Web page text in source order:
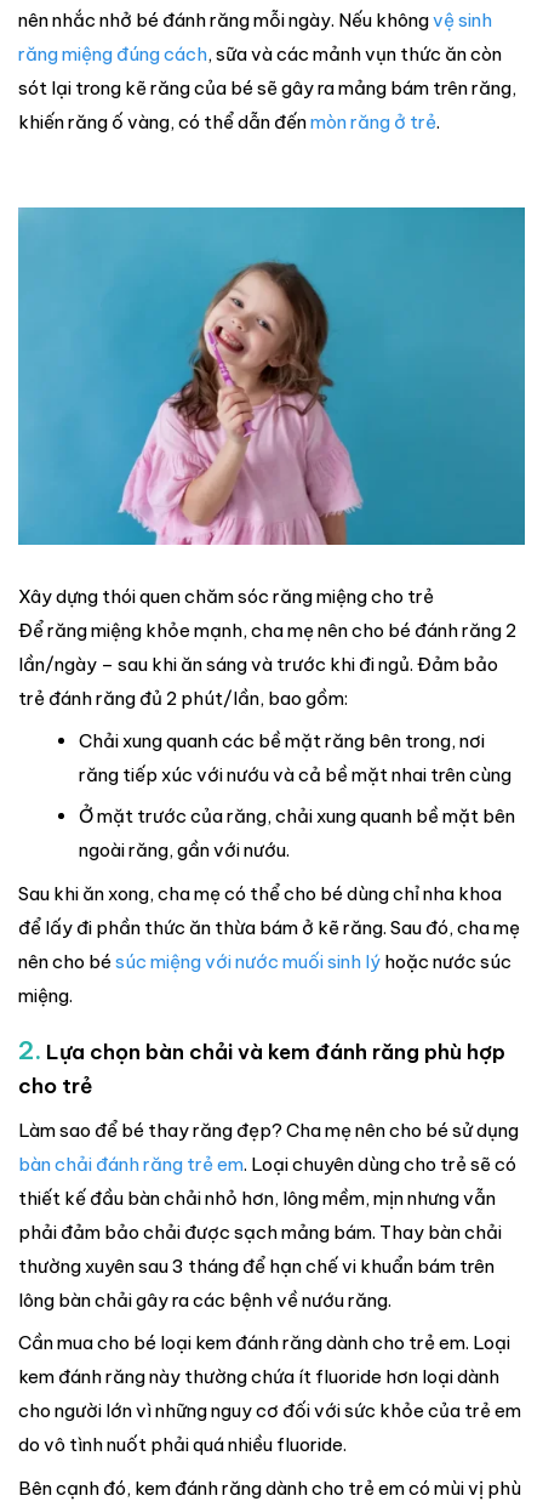
nên nhắc nhở bé đánh răng mỗi ngày. Nếu khôngvệ sinh
răng miệng đúng cách, sữa và các mảnh vụn thức ăn còn
sót lại trong kẽ răng của bé sẽ gây ra mảng bám trên răng,
khiến răng ố vàng, có thể dẫn đếnmòn răng ở trẻ.
Xây dựng thói quen chăm sóc răng miệng cho trẻ
Để răng miệng khỏe mạnh, cha mẹ nên cho bé đánh răng 2
lần/ngày – sau khi ăn sáng và trước khi đi ngủ. Đảm bảo
trẻ đánh răng đủ 2 phút/lần, bao gồm:
Chải xung quanh các bề mặt răng bên trong, nơi
răng tiếp xúc với nướu và cả bề mặt nhai trên cùng
Ở mặt trước của răng, chải xung quanh bề mặt bên
ngoài răng, gần với nướu.
Sau khi ăn xong, cha mẹ có thể cho bé dùng chỉ nha khoa
để lấy đi phần thức ăn thừa bám ở kẽ răng. Sau đó, cha mẹ
nên cho bésúc miệng với nước muối sinh lý hoặc nước súc
miệng.
2. Lựa chọn bàn chải và kem đánh răng phù hợp
cho trẻ
Làm sao để bé thay răng đẹp? Cha mẹ nên cho bé sử dụng
bàn chải đánh răng trẻ em. Loại chuyên dùng cho trẻ sẽ có
thiết kế đầu bàn chải nhỏ hơn, lông mềm, mịn nhưng vẫn
phải đảm bảo chải được sạch mảng bám. Thay bàn chải
thường xuyên sau 3 tháng để hạn chế vi khuẩn bám trên
lông bàn chải gây ra các bệnh về nướu răng.
Cần mua cho bé loại kem đánh răng dành cho trẻ em. Loại
kem đánh răng này thường chứa ít fluoride hơn loại dành
cho người lớn vì những nguy cơ đối với sức khỏe của trẻ em
do vô tình nuốt phải quá nhiều fluoride.
Bên cạnh đó, kem đánh răng dành cho trẻ em có mùi vị phù